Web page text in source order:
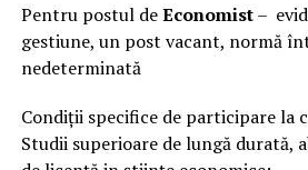
Pentru postul deEconomist–
gestiune, un post vacant, normă
nedeterminată
Condiţii specifice de participare la
Studii superioare de lungă durată,